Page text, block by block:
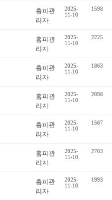
홈피관
리자
2025-
11-10
1598
홈피관
리자
2025-
11-10
2225
홈피관
리자
2025-
11-10
1863
홈피관
리자
2025-
11-10
2098
홈피관
리자
2025-
11-10
1567
홈피관
리자
2025-
11-10
2703
홈피관
리자
2025-
11-10
1993